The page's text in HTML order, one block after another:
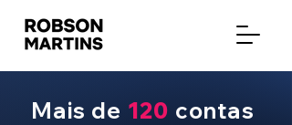
Mais de 120 contas